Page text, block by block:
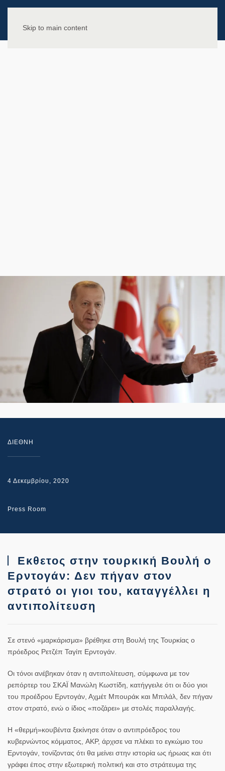
Skip to main content
ΔΙΕΘΝΗ
4 Δεκεμβρίου, 2020
Press Room
Εκθετος στην τουρκική Βουλή ο
Ερντογάν: Δεν πήγαν στον
στρατό οι γιοι του, καταγγέλλει η
αντιπολίτευση
Σε στενό «μαρκάρισμα» βρέθηκε στη Βουλή της Τουρκίας ο
πρόεδρος Ρετζέπ Ταγίπ Ερντογάν.
Οι τόνοι ανέβηκαν όταν η αντιπολίτευση, σύμφωνα με τον
ρεπόρτερ του ΣΚΑΪ Μανώλη Κωστίδη, κατήγγειλε ότι οι δύο γιοι
του προέδρου Ερντογάν, Αχμέτ Μπουράκ και Μπιλάλ, δεν πήγαν
στον στρατό, ενώ ο ίδιος «ποζάρει» με στολές παραλλαγής.
Η «θερμή»κουβέντα ξεκίνησε όταν ο αντιπρόεδρος του
κυβερνώντος κόμματος, AKP, άρχισε να πλέκει το εγκώμιο του
Ερντογάν, τονίζοντας ότι θα μείνει στην ιστορία ως ήρωας και ότι
γράφει έπος στην εξωτερική πολιτική και στο στράτευμα της